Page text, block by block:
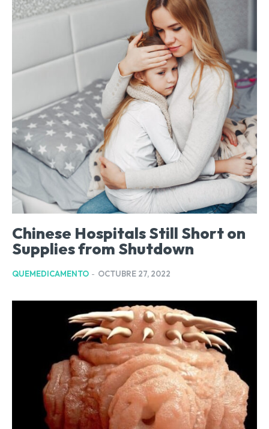
Chinese Hospitals Still Short on
Supplies from Shutdown
QUEMEDICAMENTO - OCTUBRE 27, 2022